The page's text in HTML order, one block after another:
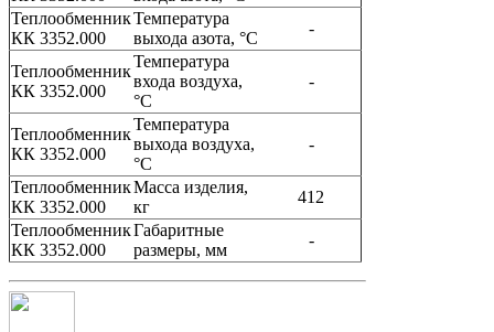
Теплообменник
КК 3352.000
Температура
выхода азота, °C
-
Теплообменник
КК 3352.000
Температура
входа воздуха,
°C
-
Теплообменник
КК 3352.000
Температура
выхода воздуха,
°C
-
Теплообменник
КК 3352.000
Масса изделия,
кг
412
Теплообменник
КК 3352.000
Габаритные
размеры, мм
-